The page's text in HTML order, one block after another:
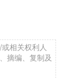
相关权利人
摘编、复制及